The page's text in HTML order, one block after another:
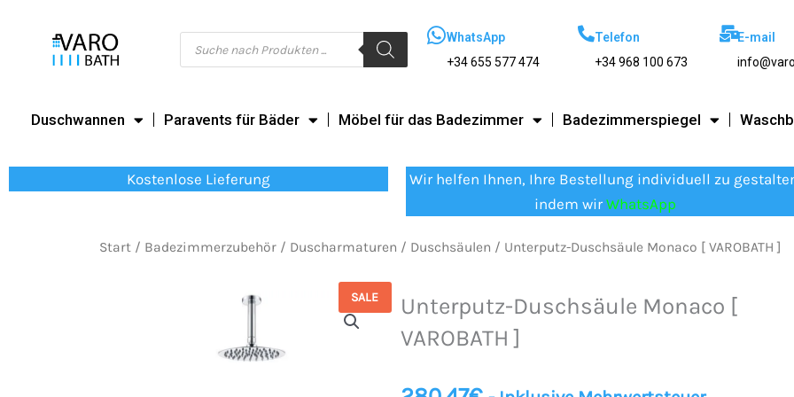
springen
Products
search
WhatsApp
+34 655 577 474
Telefon
+34 968 100 673
E-mail
Duschwannen Paravents für Bäder Möbel für das Badezimmer Badezimmerspiegel
Kostenlose Lieferung
Wir helfen Ihnen, Ihre Bestellung individuell zu
indem wirWhatsApp
Start / Badezimmerzubehör / Duscharmaturen / Duschsäulen / Unterputz-Duschsäule Monaco [ VAROBATH ]
SALE
Unterputz-Duschsäule Monaco [
VAROBATH ]